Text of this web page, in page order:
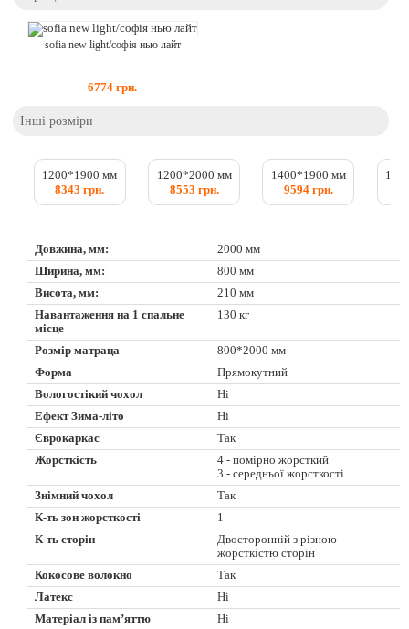
sofia new light/софія нью лайт
6774 грн.
Інші розміри
1200*1900 мм
8343 грн.
1200*2000 мм
8553 грн.
1400*1900 мм
9594 грн.
Довжина, мм:
2000 мм
Ширина, мм:
800 мм
Висота, мм:
210 мм
Навантаження на 1 спальне
місце
130 кг
Розмір матраца
800*2000 мм
Форма
Прямокутний
Вологостікий чохол
Ні
Ефект Зима-літо
Ні
Єврокаркас
Так
Жорсткість
4 - помірно жорсткий
3 - середньої жорсткості
Знімний чохол
Так
К-ть зон жорсткості
1
К-ть сторін
Двосторонній з різною
жорсткістю сторін
Кокосове волокно
Так
Латекс
Ні
Матеріал із пам’яттю
Ні